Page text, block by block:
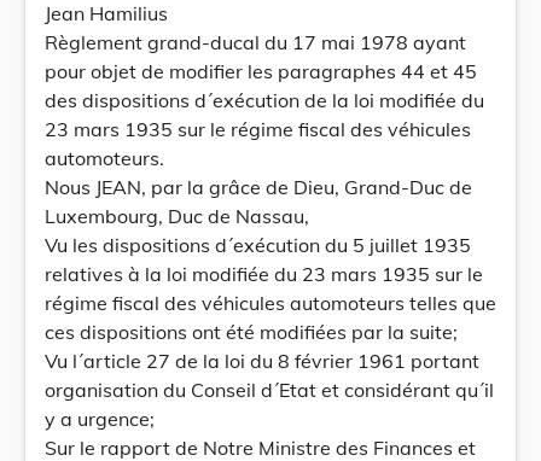
Jean Hamilius
Règlement grand-ducal du 17 mai 1978 ayant
pour objet de modifier les paragraphes 44 et 45
des dispositions d´exécution de la loi modifiée du
23 mars 1935 sur le régime fiscal des véhicules
automoteurs.
Nous JEAN, par la grâce de Dieu, Grand-Duc de
Luxembourg, Duc de Nassau,
Vu les dispositions d´exécution du 5 juillet 1935
relatives à la loi modifiée du 23 mars 1935 sur le
régime fiscal des véhicules automoteurs telles que
ces dispositions ont été modifiées par la suite;
Vu l´article 27 de la loi du 8 février 1961 portant
organisation du Conseil d´Etat et considérant qu´il
y a urgence;
Sur le rapport de Notre Ministre des Finances et